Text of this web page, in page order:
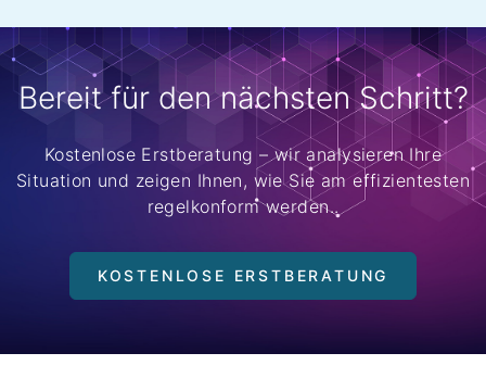
Bereit für den nächsten Schritt?
Kostenlose Erstberatung – wir analysieren Ihre
Situation und zeigen Ihnen, wie Sie am effizientesten
regelkonform werden..
KOSTENLOSE ERSTBERATUNG